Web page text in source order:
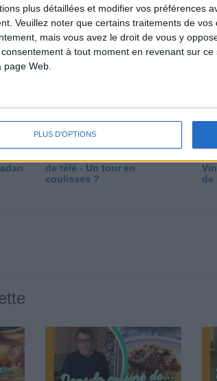
plus détaillées et modifier vos préférences
Veuillez noter que certains traitements de
mais vous avez le droit de vous y
à tout moment en revenant sur
Web.
PLUS D'OPTIONS
de télé - Un tour en
coulisses ?
de